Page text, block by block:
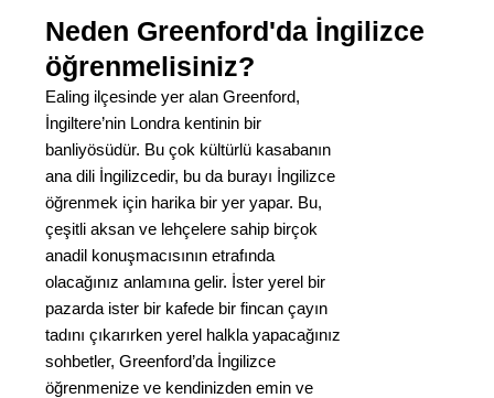
Neden Greenford'da İngilizce
öğrenmelisiniz?
Ealing ilçesinde yer alan Greenford,
İngiltere’nin Londra kentinin bir
banliyösüdür. Bu çok kültürlü kasabanın
ana dili İngilizcedir, bu da burayı İngilizce
öğrenmek için harika bir yer yapar. Bu,
çeşitli aksan ve lehçelere sahip birçok
anadil konuşmacısının etrafında
olacağınız anlamına gelir. İster yerel bir
pazarda ister bir kafede bir fincan çayın
tadını çıkarırken yerel halkla yapacağınız
sohbetler, Greenford’da İngilizce
öğrenmenize ve kendinizden emin ve